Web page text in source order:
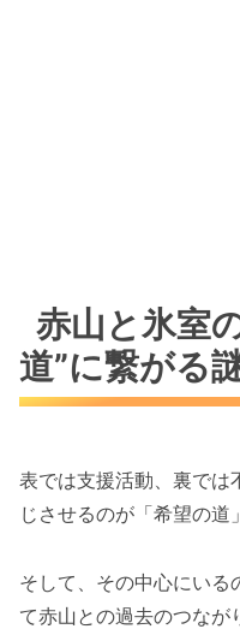
赤山と氷室
道”に繋がる
表では支援活動、裏で
じさせるのが「希望の道
そして、その中心にいる
て赤山との過去のつなが